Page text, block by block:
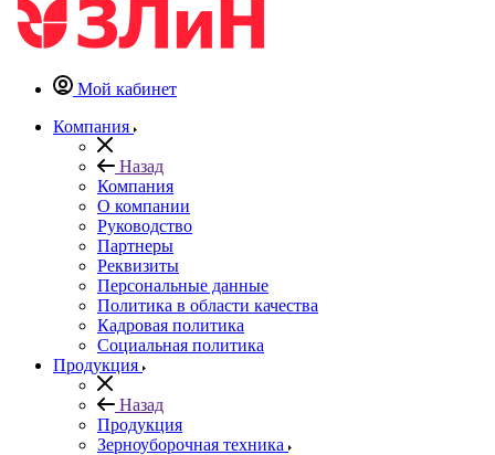
Мой кабинет
Компания
Назад
Компания
О компании
Руководство
Партнеры
Реквизиты
Персональные данные
Политика в области качества
Кадровая политика
Социальная политика
Продукция
Назад
Продукция
Зерноуборочная техника